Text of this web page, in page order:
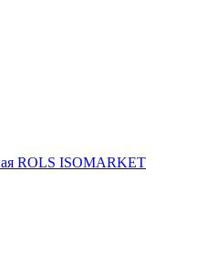
ROLS ISOMARKET